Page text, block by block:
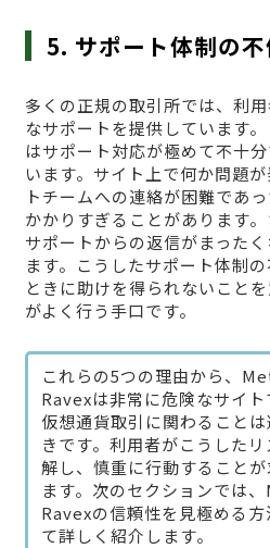
5. サポート体制の
多くの正規の取引所では、利
なサポートを提供しています
はサポート対応が極めて不十
います。サイト上で何か問題
トチームへの連絡が困難であ
かかりすぎることがあります
サポートからの返信がまった
ます。こうしたサポート体制
ときに助けを得られないこと
がよく行う手口です。
これらの5つの理由から、
Ravexは非常に危険なサイト
仮想通貨取引に関わること
きです。利用者がこうした
解し、慎重に行動すること
ます。次のセクションでは
Ravexの信頼性を見極める方
て詳しく紹介します。